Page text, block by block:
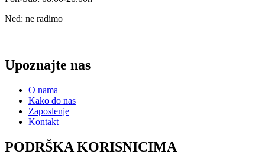
Ned: ne radimo
Upoznajte nas
O nama
Kako do nas
Zaposlenje
Kontakt
PODRŠKA KORISNICIMA